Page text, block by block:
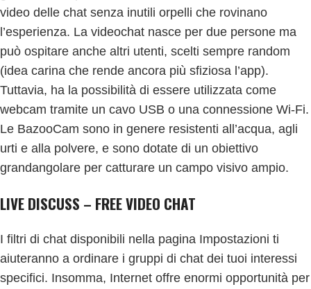
video delle chat senza inutili orpelli che rovinano
l’esperienza. La videochat nasce per due persone ma
può ospitare anche altri utenti, scelti sempre random
(idea carina che rende ancora più sfiziosa l’app).
Tuttavia, ha la possibilità di essere utilizzata come
webcam tramite un cavo USB o una connessione Wi-Fi.
Le BazooCam sono in genere resistenti all’acqua, agli
urti e alla polvere, e sono dotate di un obiettivo
grandangolare per catturare un campo visivo ampio.
LIVE DISCUSS – FREE VIDEO CHAT
I filtri di chat disponibili nella pagina Impostazioni ti
aiuteranno a ordinare i gruppi di chat dei tuoi interessi
specifici. Insomma, Internet offre enormi opportunità per